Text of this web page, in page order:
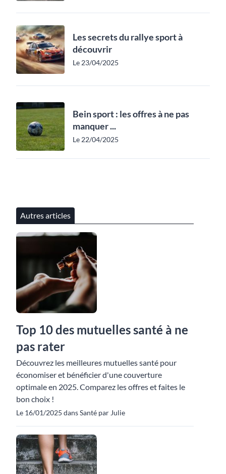
Les secrets du rallye sport à
découvrir
Le 23/04/2025
Bein sport : les offres à ne pas
manquer ...
Le 22/04/2025
Autres articles
Top 10 des mutuelles santé à ne
pas rater
Découvrez les meilleures mutuelles santé pour
économiser et bénéficier d'une couverture
optimale en 2025. Comparez les offres et faites le
bon choix !
Le 16/01/2025 dans Santé par Julie